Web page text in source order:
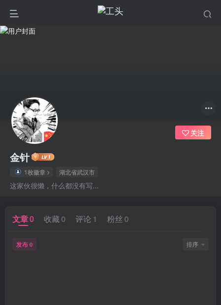
金针
1枚徽章 湖北省武汉市
这家伙很懒，什么都没有写...
关注
文章0 收藏 0 评论 1 粉丝 0
发布 0 排序